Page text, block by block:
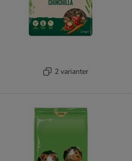
2 varianter